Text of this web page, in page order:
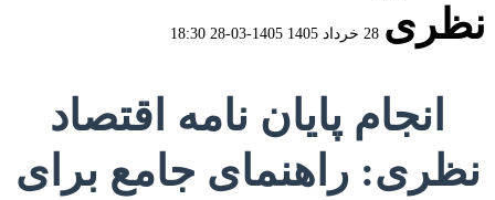
نظری 28 خرداد 1405 1405-03-28 18:30
انجام
پایان
انجام پایان نامه اقتصاد
نظری: راهنمای جامع برای